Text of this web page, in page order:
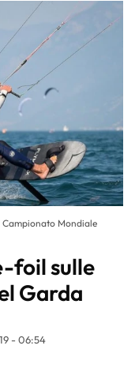
Campionato Mondiale
foil sulle
Garda
- 06:54